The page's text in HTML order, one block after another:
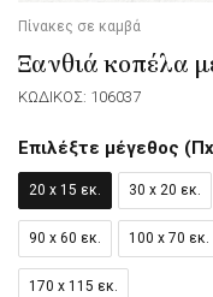
Πίνακες σε καμβά
Ξανθιά κοπέλα
ΚΩΔΙΚΟΣ: 106037
Επιλέξτε μέγεθος
20 x 15 εκ. 30 x 20 εκ.
90 x 60 εκ. 100 x 70 εκ.
170 x 115 εκ.